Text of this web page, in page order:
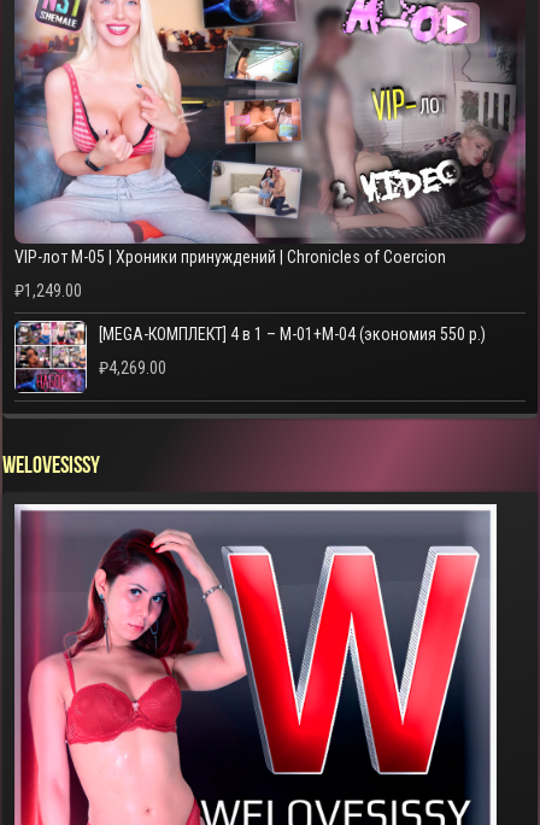
▶
VIP-лот M-05 | Хроники принуждений | Chronicles of Coercion
₽1,249.00
[MEGA-КОМПЛЕКТ] 4 в 1 – M-01+M-04 (экономия 550 р.)
₽4,269.00
WELOVESISSY